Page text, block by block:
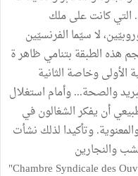
التي كانت على ملك
لا سيّما الفرنسيّين
هذه الطبقة بتنامي ظاهر ة
الأولى وخاصة الثانية
والصحة... وأمام استغلال
أن يفكر الشغالون في
وتأكيدا لذلك نشأت
الخشب والنجارين
بتونس"Chambre Syndicale des Ouvriers charpentiers et menuisiers"